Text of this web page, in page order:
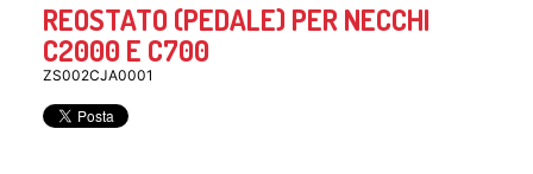
REOSTATO (PEDALE) PER NECCHI
C2000 E C700
ZS002CJA0001